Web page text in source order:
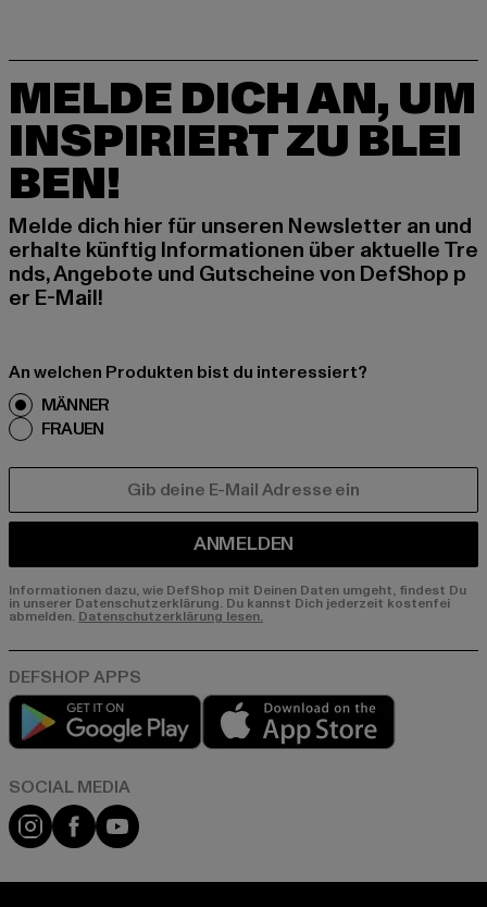
MELDE DICH AN, UM
INSPIRIERT ZU BLEI
BEN!
Melde dich hier für unseren Newsletter an und
erhalte künftig Informationen über aktuelle Tre
nds, Angebote und Gutscheine von DefShop p
er E-Mail!
An welchen Produkten bist du interessiert?
MÄNNER
FRAUEN
ANMELDEN
Informationen dazu, wie DefShop mit Deinen Daten umgeht, findest Du
in unserer Datenschutzerklärung. Du kannst Dich jederzeit kostenfei
abmelden. Datenschutzerklärung lesen.
Play market
Instagram
FacebookYouTube